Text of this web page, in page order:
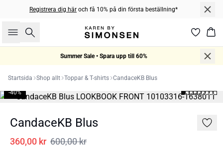
Registrera dig här och få 10% på din första beställning*
Sök
Summer Sale • Spara upp till 60%
Startsida Shop allt Toppar & T-shirts CandaceKB Blus
-40%
CandaceKB Blus
360,00 kr 600,00 kr